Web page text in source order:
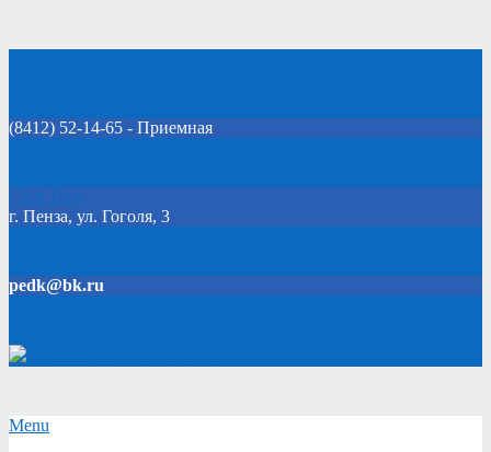
(8412) 52-14-65 - Приемная
Click Here
г. Пенза, ул. Гоголя, 3
pedk@bk.ru
Secondary
Menu